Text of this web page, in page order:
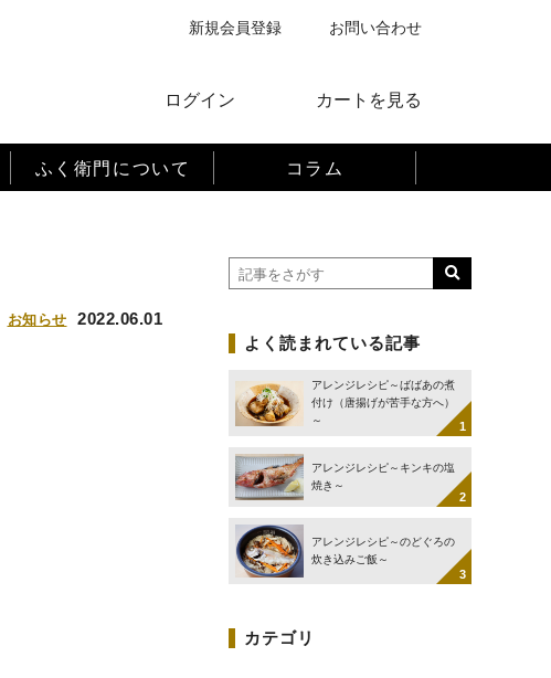
新規会員登録 お問い合わせ
ログイン カートを見る
ふく衛門について コラム
お知らせ 2022.06.01
よく読まれている記事
アレンジレシピ～ばばあの煮
付け（唐揚げが苦手な方へ）
～
アレンジレシピ～キンキの塩
焼き～
アレンジレシピ～のどぐろの
炊き込みご飯～
カテゴリ